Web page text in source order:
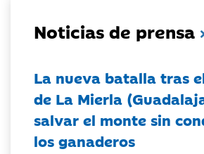
Noticias de prensa
La nueva batalla tras
de La Mierla
salvar el monte sin
los ganaderos